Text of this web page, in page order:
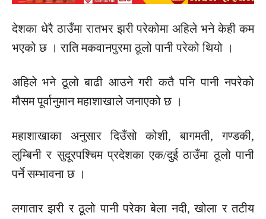
देशका धेरै ठाउँमा रातभर झरी परेकोमा अहिले भने केही कम
भएको छ । राति मकवानपुरमा ठूलो पानी परेको थियो ।
अहिले भने ठूलो बाढी आउने गरी कतै पनि पानी नपरेको
मौसम पूर्वानुमान महाशाखाले जनाएको छ ।
महाशाखाका अनुसार दिउँसो कोशी, बागमती, गण्डकी,
लुम्बिनी र सुदूरपश्चिम प्रदेशका एक/दुई ठाउँमा ठूलो पानी
पर्ने सम्भावना छ ।
लगातार झरी र ठूलो पानी परेका बेला नदी, खोला र तटीय